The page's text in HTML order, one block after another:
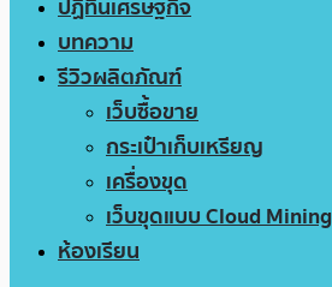
ปฏิทินเศรษฐกิจ
บทความ
รีวิวผลิตภัณฑ์
เว็บซื้อขาย
กระเป๋าเก็บเหรียญ
เครื่องขุด
เว็บขุดแบบ Cloud Mining
ห้องเรียน